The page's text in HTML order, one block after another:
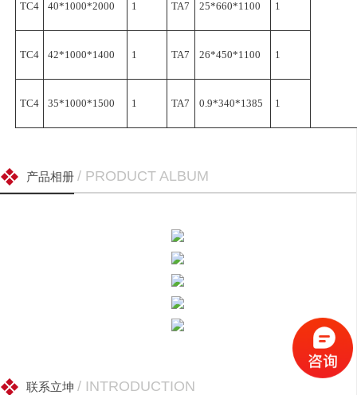
TC4 40*1000*2000 1 TA7 25*660*1100 1
TC4 42*1000*1400 1 TA7 26*450*1100 1
TC4 35*1000*1500 1 TA7 0.9*340*1385 1
产品相册 / PRODUCT ALBUM
联系立坤 / INTRODUCTION